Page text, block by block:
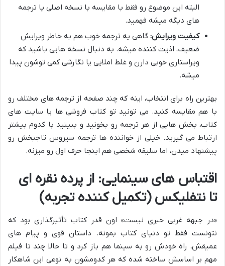
البته این موضوع رو فقط با مقایسه با نسخه اصلی یا ترجمه
های دیگه میشه فهمید.
کیفیت ویرایش: گاهی یه ترجمه خوب هم به خاطر ویرایش
ضعیف، اذیت کننده میشه. به دنبال نسخه هایی باشید که
ویراستاری خوبی دارن و غلط املایی یا نگارشی کمی توشون پیدا
میشه.
بهترین راه برای انتخاب، اینه که چند صفحه از ترجمه های مختلف رو
با هم مقایسه کنید. می تونید تو کتاب فروشی ها یا سایت های
کتاب، بخش هایی از هر ترجمه رو بخونید و ببینید با کدوم بیشتر
ارتباط می گیرید. خیلی از خواننده ها ترجمه سیروس تاجبخش رو
پیشنهاد میدن، اما سلیقه شخصی هم اینجا حرف اول رو میزنه.
اقتباس های سینمایی: از پرده نقره ای
تا نتفلیکس (تکمیل کننده تجربه)
«در جبهه غربی خبری نیست» اون قدر کتاب تأثیرگذاری بود که
نتونست فقط تو دنیای کتاب بمونه. داستان قوی و پیام های
عمیقش، راه خودش رو به سینما هم باز کرد و تا حالا چند تا فیلم
مهم بر اساسش ساخته شده که هر کدومشون به نوعی این شاهکار